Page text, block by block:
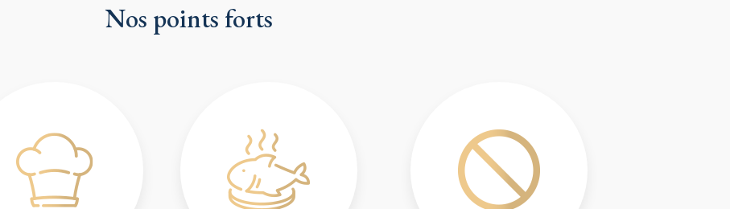
Nos points forts